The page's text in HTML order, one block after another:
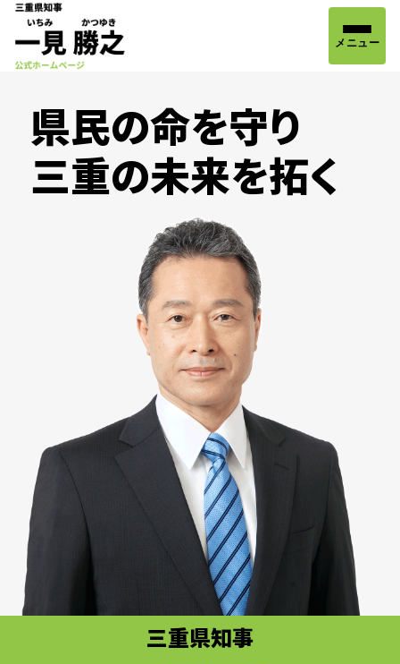
メニュー
県民の命を守り
三重の未来を拓く
三重県知事